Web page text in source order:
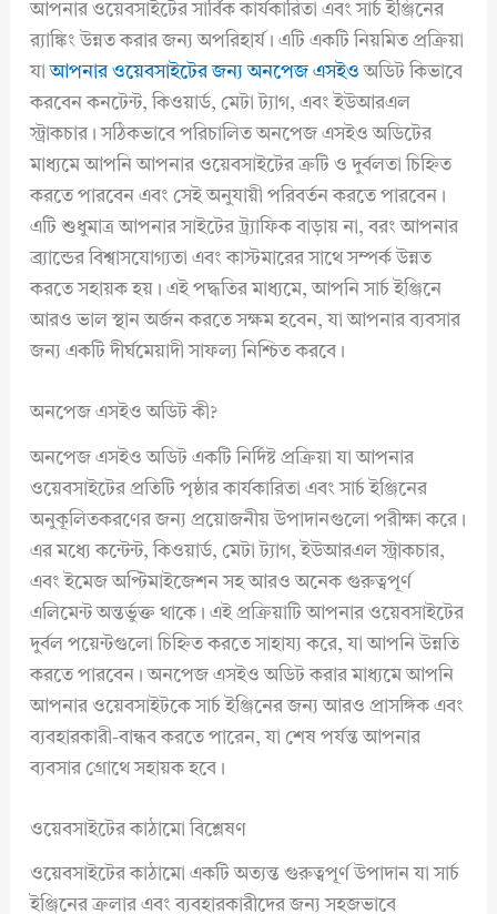
আপনার ওয়েবসাইটের সার্বিক কার্যকারিতা এবং সার্চ ইঞ্জিনের
র‍্যাঙ্কিং উন্নত করার জন্য অপরিহার্য। এটি একটি নিয়মিত প্রক্রিয়া
যাআপনার ওয়েবসাইটের জন্য অনপেজ এসইও অডিট কিভাবে
করবেন কনটেন্ট, কিওয়ার্ড, মেটা ট্যাগ, এবং ইউআরএল
স্ট্রাকচার। সঠিকভাবে পরিচালিত অনপেজ এসইও অডিটের
মাধ্যমে আপনি আপনার ওয়েবসাইটের ত্রুটি ও দুর্বলতা চিহ্নিত
করতে পারবেন এবং সেই অনুযায়ী পরিবর্তন করতে পারবেন।
এটি শুধুমাত্র আপনার সাইটের ট্র্যাফিক বাড়ায় না, বরং আপনার
ব্র্যান্ডের বিশ্বাসযোগ্যতা এবং কাস্টমারের সাথে সম্পর্ক উন্নত
করতে সহায়ক হয়। এই পদ্ধতির মাধ্যমে, আপনি সার্চ ইঞ্জিনে
আরও ভাল স্থান অর্জন করতে সক্ষম হবেন, যা আপনার ব্যবসার
জন্য একটি দীর্ঘমেয়াদী সাফল্য নিশ্চিত করবে।
অনপেজ এসইও অডিট কী?
অনপেজ এসইও অডিট একটি নির্দিষ্ট প্রক্রিয়া যা আপনার
ওয়েবসাইটের প্রতিটি পৃষ্ঠার কার্যকারিতা এবং সার্চ ইঞ্জিনের
অনুকূলিতকরণের জন্য প্রয়োজনীয় উপাদানগুলো পরীক্ষা করে।
এর মধ্যে কন্টেন্ট, কিওয়ার্ড, মেটা ট্যাগ, ইউআরএল স্ট্রাকচার,
এবং ইমেজ অপ্টিমাইজেশন সহ আরও অনেক গুরুত্বপূর্ণ
এলিমেন্ট অন্তর্ভুক্ত থাকে। এই প্রক্রিয়াটি আপনার ওয়েবসাইটের
দুর্বল পয়েন্টগুলো চিহ্নিত করতে সাহায্য করে, যা আপনি উন্নতি
করতে পারবেন। অনপেজ এসইও অডিট করার মাধ্যমে আপনি
আপনার ওয়েবসাইটকে সার্চ ইঞ্জিনের জন্য আরও প্রাসঙ্গিক এবং
ব্যবহারকারী-বান্ধব করতে পারেন, যা শেষ পর্যন্ত আপনার
ব্যবসার গ্রোথে সহায়ক হবে।
ওয়েবসাইটের কাঠামো বিশ্লেষণ
ওয়েবসাইটের কাঠামো একটি অত্যন্ত গুরুত্বপূর্ণ উপাদান যা সার্চ
ইঞ্জিনের ক্রলার এবং ব্যবহারকারীদের জন্য সহজভাবে